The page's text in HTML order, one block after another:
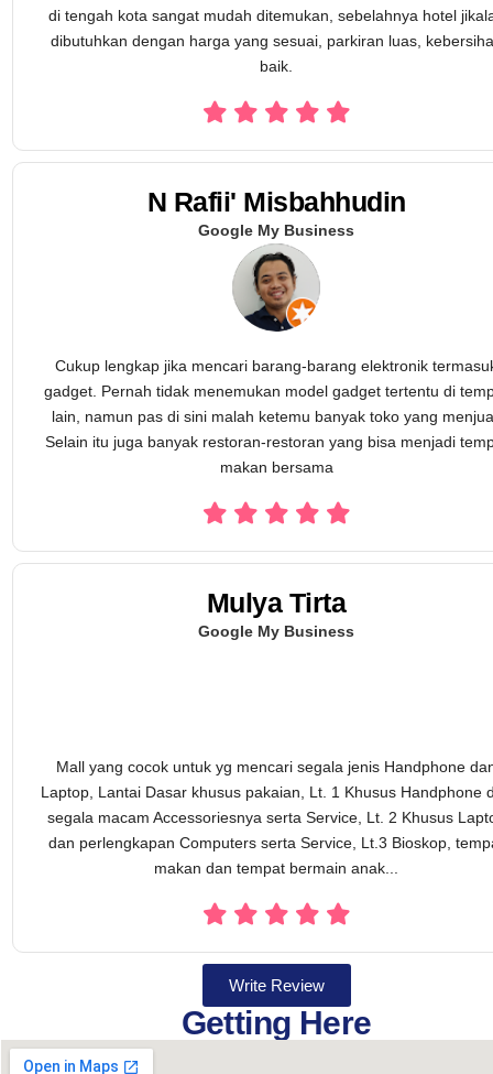
di tengah kota sangat mudah ditemukan, sebelahnya hotel
dibutuhkan dengan harga yang sesuai, parkiran luas,
baik.
N Rafii' Misbahhudin
Google My Business
Cukup lengkap jika mencari barang-barang elektronik
gadget. Pernah tidak menemukan model gadget tertentu di
lain, namun pas di sini malah ketemu banyak toko yang
Selain itu juga banyak restoran-restoran yang bisa menjadi
makan bersama
Mulya Tirta
Google My Business
Mall yang cocok untuk yg mencari segala jenis Handphone
Laptop, Lantai Dasar khusus pakaian, Lt. 1 Khusus Handphone
segala macam Accessoriesnya serta Service, Lt. 2 Khusus
dan perlengkapan Computers serta Service, Lt.3 Bioskop,
makan dan tempat bermain anak...
Write Review
Getting Here